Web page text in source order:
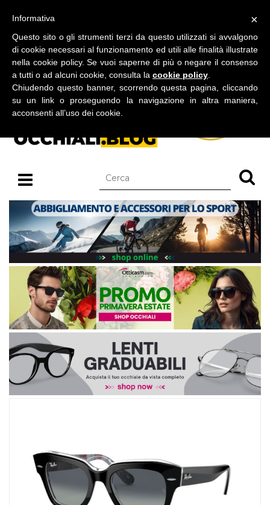
BLOG SU OCCHIALI DA SOLE E OCCHIALI DA VISTA
×
Informativa
Questo sito o gli strumenti terzi da questo utilizzati si avvalgono
di cookie necessari al funzionamento ed utili alle finalità illustrate
nella cookie policy. Se vuoi saperne di più o negare il consenso
a tutti o ad alcuni cookie, consulta la cookie policy
Chiudendo questo banner, scorrendo questa pagina, cliccando
su un link o proseguendo la navigazione in altra maniera,
acconsenti all’uso dei cookie.